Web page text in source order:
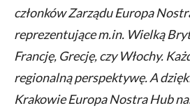
członków Zarządu Europa
reprezentujące m.in. Wielką
Francję, Grecję, czy Włochy.
regionalną perspektywę. A
Krakowie Europa Nostra Hub